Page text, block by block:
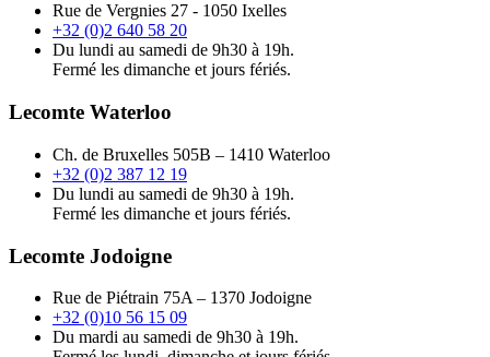
Rue de Vergnies 27 - 1050 Ixelles
+32 (0)2 640 58 20
Du lundi au samedi de 9h30 à 19h.
Fermé les dimanche et jours fériés.
Lecomte Waterloo
Ch. de Bruxelles 505B – 1410 Waterloo
+32 (0)2 387 12 19
Du lundi au samedi de 9h30 à 19h.
Fermé les dimanche et jours fériés.
Lecomte Jodoigne
Rue de Piétrain 75A – 1370 Jodoigne
+32 (0)10 56 15 09
Du mardi au samedi de 9h30 à 19h.